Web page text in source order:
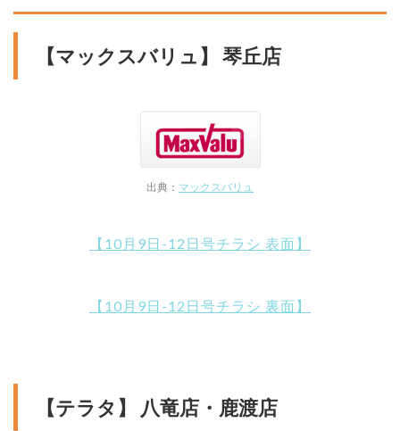
【マックスバリュ】 琴丘店
出典： マックスバリュ
【10月9日-12日号チラシ 表面】
【10月9日-12日号チラシ 裏面】
【テラタ】 八竜店・鹿渡店